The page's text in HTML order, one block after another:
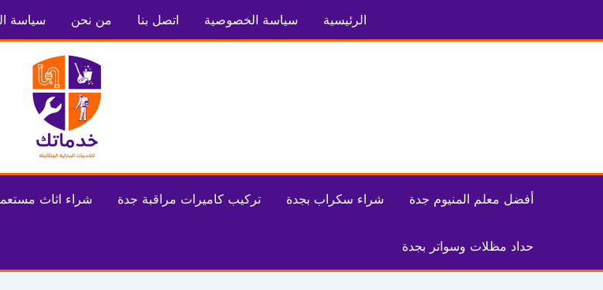
الرئيسية سياسة الخصوصية اتصل بنا من نحن سياسة
أفضل معلم المنيوم جدة شراء سكراب بجدة تركيب كاميرات مراقبة جدة شراء اثاث
حداد مظلات وسواتر بجدة